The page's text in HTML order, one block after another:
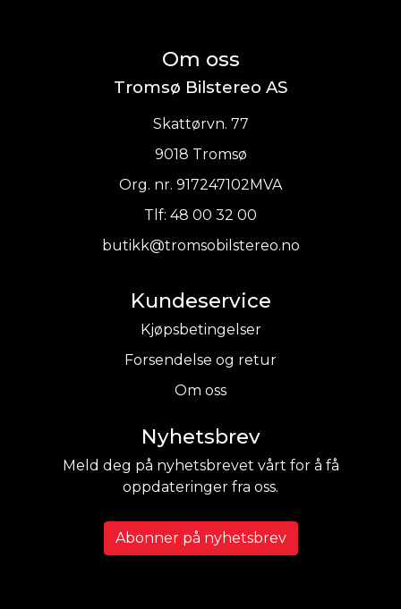
Om oss
Tromsø Bilstereo AS
Skattørvn. 77
9018 Tromsø
Org. nr. 917247102MVA
Tlf: 48 00 32 00
butikk@tromsobilstereo.no
Kundeservice
Kjøpsbetingelser
Forsendelse og retur
Om oss
Nyhetsbrev
Meld deg på nyhetsbrevet vårt for å få
oppdateringer fra oss.
Abonner på nyhetsbrev